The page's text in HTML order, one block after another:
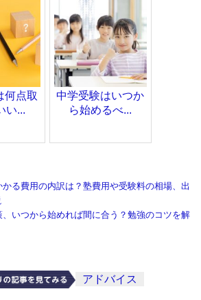
何点取
い...
中学受験はいつか
ら始めるべ...
かる費用の内訳は？塾費用や受験料の相場、出
、いつから始めれば間に合う？勉強のコツを解
アドバイス